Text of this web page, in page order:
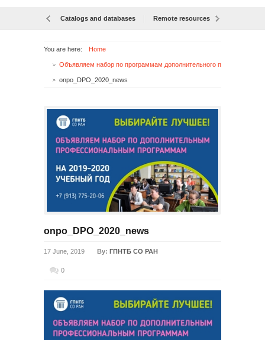
Catalogs and databases Remote resources
You are here: Home
onpo_DPO_2020_news
onpo_DPO_2020_news
17 June, 2019 By: ГПНТБ СО РАН
0